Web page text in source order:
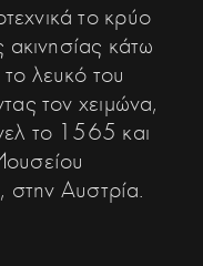
το κρύο
ακινησίας κάτω
λευκό του
τον χειμώνα,
το 1565 και
στην Αυστρία.